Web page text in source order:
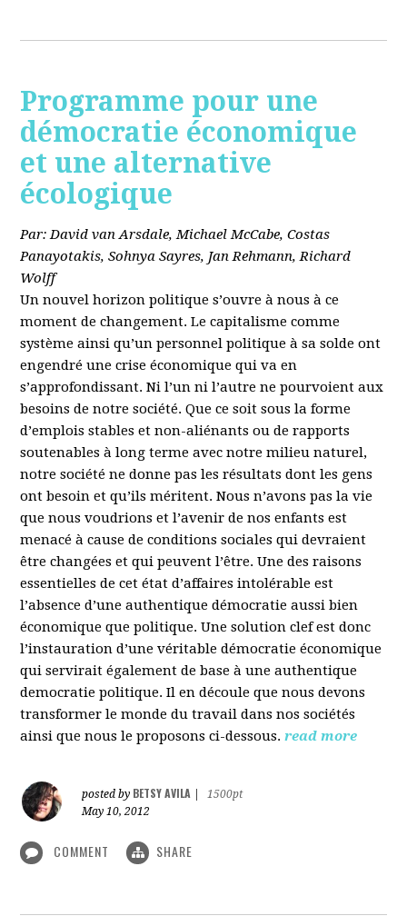
Programme pour une
démocratie économique
et une alternative
écologique
Par: David van Arsdale, Michael McCabe, Costas
Panayotakis, Sohnya Sayres, Jan Rehmann, Richard
Wolff
Un nouvel horizon politique s’ouvre à nous à ce
moment de changement. Le capitalisme comme
système ainsi qu’un personnel politique à sa solde ont
engendré une crise économique qui va en
s’approfondissant. Ni l’un ni l’autre ne pourvoient aux
besoins de notre société. Que ce soit sous la forme
d’emplois stables et non-aliénants ou de rapports
soutenables à long terme avec notre milieu naturel,
notre société ne donne pas les résultats dont les gens
ont besoin et qu’ils méritent. Nous n’avons pas la vie
que nous voudrions et l’avenir de nos enfants est
menacé à cause de conditions sociales qui devraient
être changées et qui peuvent l’être. Une des raisons
essentielles de cet état d’affaires intolérable est
l’absence d’une authentique démocratie aussi bien
économique que politique. Une solution clef est donc
l’instauration d’une véritable démocratie économique
qui servirait également de base à une authentique
democratie politique. Il en découle que nous devons
transformer le monde du travail dans nos sociétés
ainsi que nous le proposons ci-dessous. read more
posted by BETSY AVILA
1500pt
May 10, 2012
COMMENT SHARE